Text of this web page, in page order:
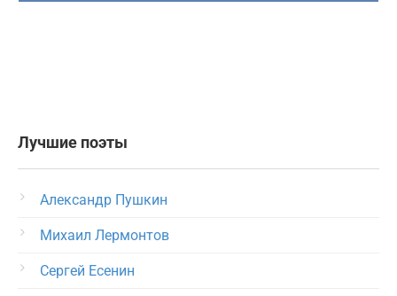
Лучшие поэты
Александр Пушкин
Михаил Лермонтов
Сергей Есенин